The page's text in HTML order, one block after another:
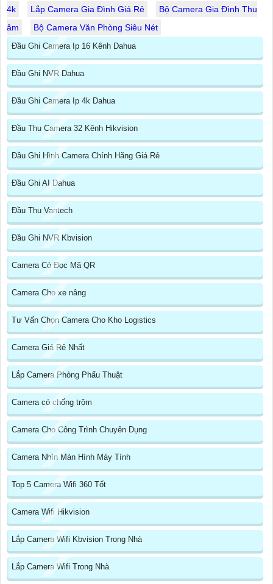
4k
Lắp Camera Gia Đình Giá Rẻ
Bộ Camera Gia Đình Thu
âm
Bộ Camera Văn Phòng Siêu Nét
Đầu Ghi Camera Ip 16 Kênh Dahua
Đầu Ghi NVR Dahua
Đầu Ghi Camera Ip 4k Dahua
Đầu Thu Camera 32 Kênh Hikvision
Đầu Ghi Hình Camera Chính Hãng Giá Rẻ
Đầu Ghi AI Dahua
Đầu Thu Vantech
Đầu Ghi NVR Kbvision
Camera Có Đọc Mã QR
Camera Cho xe nâng
Tư Vấn Chọn Camera Cho Kho Logistics
Camera Giá Rẻ Nhất
Lắp Camera Phòng Phẩu Thuật
Camera có chống trộm
Camera Cho Công Trình Chuyên Dụng
Camera Nhìn Màn Hình Máy Tính
Top 5 Camera Wifi 360 Tốt
Camera Wifi Hikvision
Lắp Camera Wifi Kbvision Trong Nhà
Lắp Camera Wifi Trong Nhà